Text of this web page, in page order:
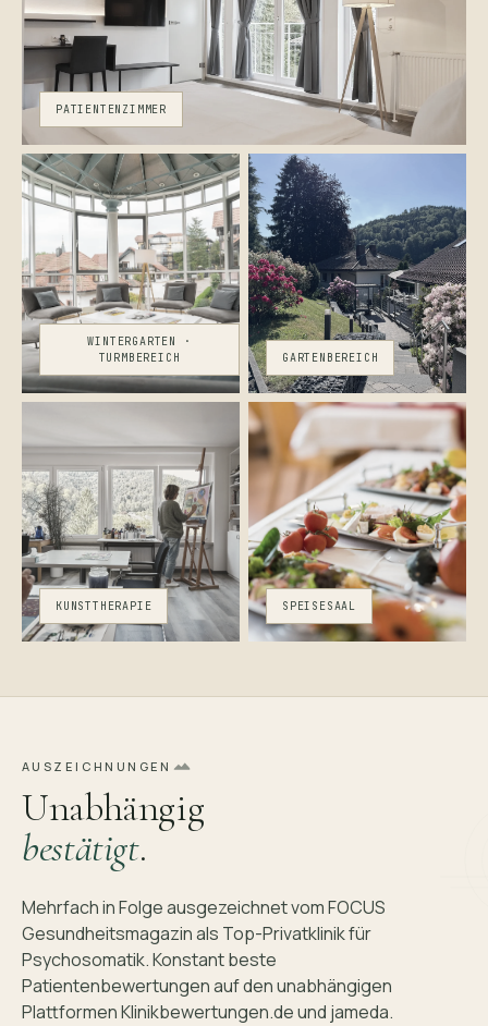
PATIENTENZIMMER
WINTERGARTEN ·
TURMBEREICH
GARTENBEREICH
KUNSTTHERAPIE SPEISESAAL
AUSZEICHNUNGEN
Unabhängig
bestätigt.
Mehrfach in Folge ausgezeichnet vom FOCUS
Gesundheits­magazin als Top-Privatklinik für
Psychosomatik. Konstant beste
Patientenbewertungen auf den unabhängigen
Plattformen Klinikbewertungen.de und jameda.